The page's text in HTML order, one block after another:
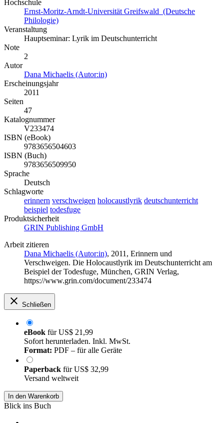
Hochschule
Ernst-Moritz-Arndt-Universität Greifswald (Deutsche
Philologie)
Veranstaltung
Hauptseminar: Lyrik im Deutschunterricht
Note
2
Autor
Dana Michaelis (Autor:in)
Erscheinungsjahr
2011
Seiten
47
Katalognummer
V233474
ISBN (eBook)
9783656504603
ISBN (Buch)
9783656509950
Sprache
Deutsch
Schlagworte
erinnern verschweigen holocaustlyrik deutschunterricht
beispiel todesfuge
Produktsicherheit
GRIN Publishing GmbH
Arbeit zitieren
Dana Michaelis (Autor:in), 2011, Erinnern und
Verschweigen. Die Holocaustlyrik im Deutschunterricht am
Beispiel der Todesfuge, München, GRIN Verlag,
https://www.grin.com/document/233474
Schließen
eBook fürUS$ 21,99
Sofort herunterladen. Inkl. MwSt.
Format: PDF – für alle Geräte
Paperback fürUS$ 32,99
Versand weltweit
In den Warenkorb
Blick ins Buch